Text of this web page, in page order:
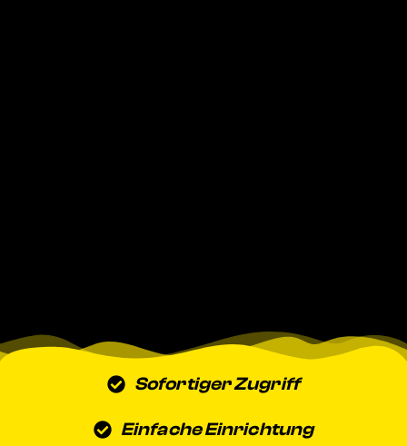
Sofortiger Zugriff
Einfache Einrichtung